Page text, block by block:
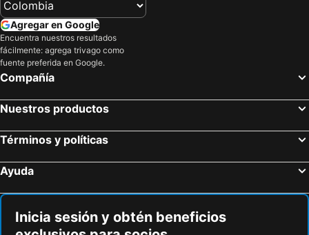
Agregar en Google
Encuentra nuestros resultados
fácilmente: agrega trivago como
fuente preferida en Google.
Compañía
Nuestros productos
Términos y políticas
Ayuda
Inicia sesión y obtén beneficios